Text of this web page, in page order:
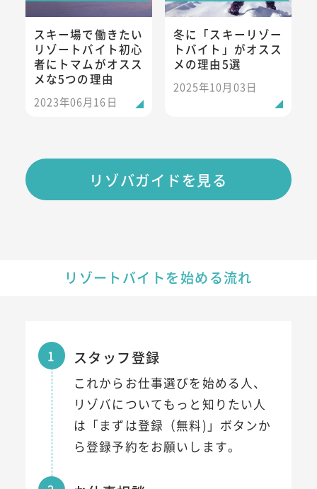
スキー場で働きたい
リゾートバイト初心
者にトマムがオスス
メな5つの理由
2023年06月16日
冬に「スキーリゾー
トバイト」がオスス
メの理由5選
2025年10月03日
リゾバガイドを見る
リゾートバイトを始める流れ
1 スタッフ登録
これからお仕事選びを始める人、
リゾバについてもっと知りたい人
は「まずは登録（無料)」ボタンか
ら登録予約をお願いします。